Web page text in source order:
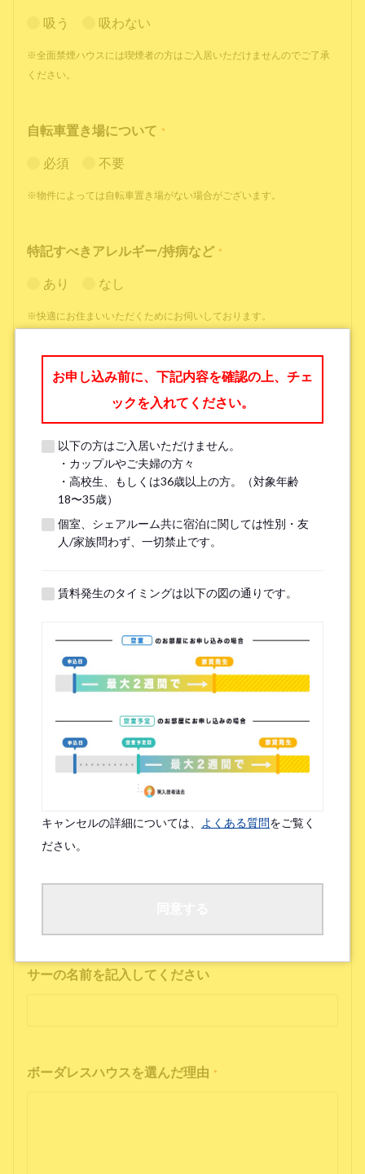
吸う 吸わない
※全面禁煙ハウスには喫煙者の方はご入居いただけませんのでご了承
ください。
自転車置き場について *
必須 不要
※物件によっては自転車置き場がない場合がございます。
特記すべきアレルギー/持病など *
あり なし
※快適にお住まいいただくためにお伺いしております。
*
勤務先名、学校名 *
※無職の方は無しとご記入ください
提携機関 ※以下の提携機関に所属されている方はお選び下さい。
ボーダレスハウスを知ったきっかけ *
検索エンジン（Google／Yahoo! など）
広告を見て（Google広告／SNS広告 など）
物件ポータルサイト
ブログやWeb記事を読んで
友人/知人からの口コミ
所属先からの紹介
SNSインフルエンサーの投稿を見た
サーの名前を記入してください
ボーダレスハウスを選んだ理由 *
お申し込み前に、下記内容を確認の上、チェ
ックを入れてください。
以下の方はご入居いただけません。
・カップルやご夫婦の方々
・高校生、もしくは36歳以上の方。（対象年齢
18〜35歳）
個室、シェアルーム共に宿泊に関しては性別・友
人/家族問わず、一切禁止です。
賃料発生のタイミングは以下の図の通りです。
キャンセルの詳細については、 よくある質問をご覧く
ださい。